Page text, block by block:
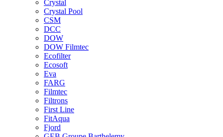
Crystal
Crystal Pool
CSM
DCC
DOW
DOW Filmtec
Ecofilter
Ecosoft
Eva
FARG
Filmtec
Filtrons
First Line
FitAqua
Fjord